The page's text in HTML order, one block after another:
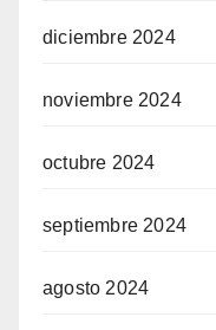
diciembre 2024
noviembre 2024
octubre 2024
septiembre 2024
agosto 2024